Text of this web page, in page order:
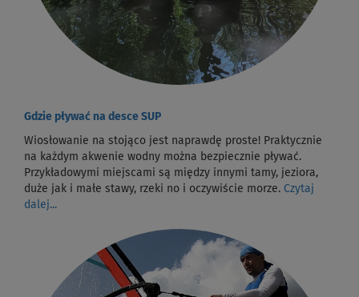
Gdzie pływać na desce SUP
Wiosłowanie na stojąco jest naprawdę proste! Praktycznie
na każdym akwenie wodny można bezpiecznie pływać.
Przykładowymi miejscami są między innymi tamy, jeziora,
duże jak i małe stawy, rzeki no i oczywiście morze. Czytaj
dalej...